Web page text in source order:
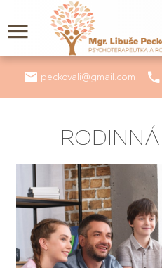
peckovali@gmail.com